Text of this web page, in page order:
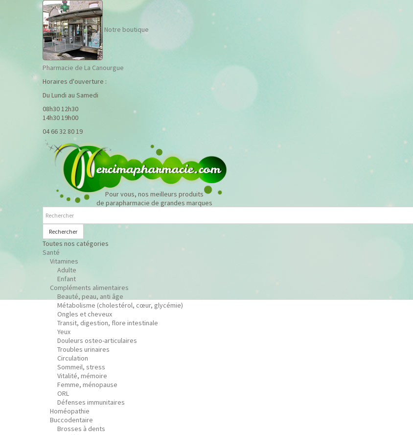
Notre boutique
Pharmacie de La Canourgue
Horaires d'ouverture :
Du Lundi au Samedi
08h30 12h30
14h30 19h00
04 66 32 80 19
Pour vous, nos meilleurs produits
de parapharmacie de grandes marques
Rechercher
Toutes nos catégories
Santé
Vitamines
Adulte
Enfant
Compléments alimentaires
Beauté, peau, anti âge
Métabolisme (cholestérol, cœur, glycémie)
Ongles et cheveux
Transit, digestion, flore intestinale
Yeux
Douleurs osteo-articulaires
Troubles urinaires
Circulation
Sommeil, stress
Vitalité, mémoire
Femme, ménopause
ORL
Défenses immunitaires
Homéopathie
Buccodentaire
Brosses à dents